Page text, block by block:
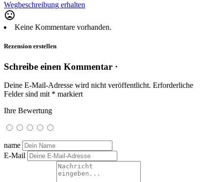
Wegbeschreibung erhalten
mood_bad
Keine Kommentare vorhanden.
Rezension erstellen
Schreibe einen Kommentar ·
Deine E-Mail-Adresse wird nicht veröffentlicht. Erforderliche
Felder sind mit * markiert
Ihre Bewertung
name
E-Mail